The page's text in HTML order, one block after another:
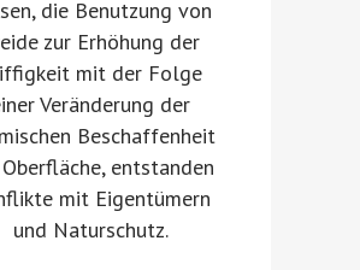
die Benutzung von
zur Erhöhung der
mit der Folge
Veränderung der
Beschaffenheit
entstanden
mit Eigentümern
und Naturschutz.